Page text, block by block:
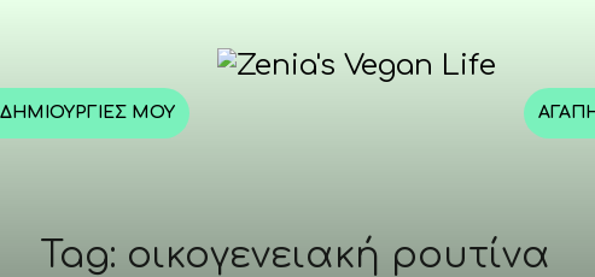
ΔΗΜΙΟΥΡΓΊΕΣ ΜΟΥ
Tag: οικογενειακή ρουτίνα